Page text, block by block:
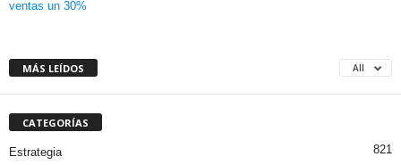
MÁS LEÍDOS All
CATEGORÍAS
Estrategia 821